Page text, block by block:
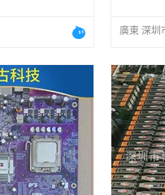
廣東 深圳